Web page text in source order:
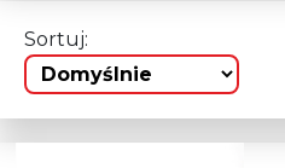
Sortuj: